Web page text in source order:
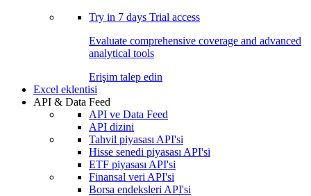
Try in 7 days Trial access
Evaluate comprehensive coverage and advanced
analytical tools
Erişim talep edin
Excel eklentisi
API & Data Feed
API ve Data Feed
API dizini
Tahvil piyasası API'si
Hisse senedi piyasası API'si
ETF piyasası API'si
Finansal veri API'si
Borsa endeksleri API'si